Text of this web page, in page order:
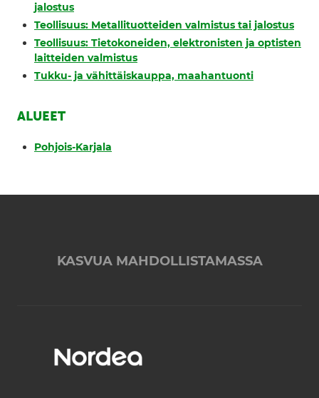
jalostus
Teollisuus: Metallituotteiden valmistus tai jalostus
Teollisuus: Tietokoneiden, elektronisten ja optisten
laitteiden valmistus
Tukku- ja vähittäiskauppa, maahantuonti
ALUEET
Pohjois-Karjala
KASVUA MAHDOLLISTAMASSA